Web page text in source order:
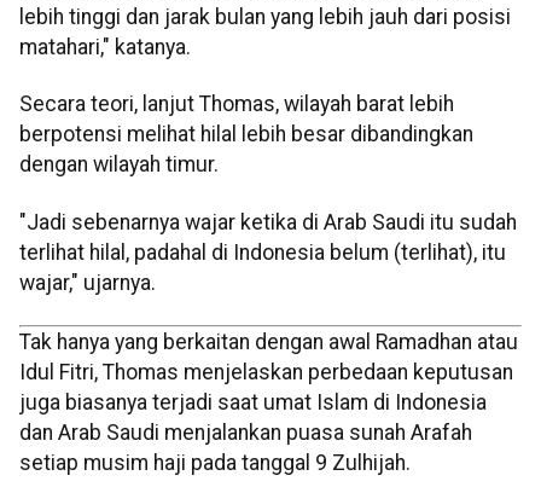
lebih tinggi dan jarak bulan yang lebih jauh dari posisi
matahari," katanya.
Secara teori, lanjut Thomas, wilayah barat lebih
berpotensi melihat hilal lebih besar dibandingkan
dengan wilayah timur.
"Jadi sebenarnya wajar ketika di Arab Saudi itu sudah
terlihat hilal, padahal di Indonesia belum (terlihat), itu
wajar," ujarnya.
Tak hanya yang berkaitan dengan awal Ramadhan atau
Idul Fitri, Thomas menjelaskan perbedaan keputusan
juga biasanya terjadi saat umat Islam di Indonesia
dan Arab Saudi menjalankan puasa sunah Arafah
setiap musim haji pada tanggal 9 Zulhijah.